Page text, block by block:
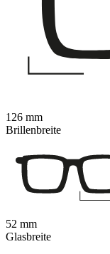
126 mm
Brillenbreite
52 mm
Glasbreite